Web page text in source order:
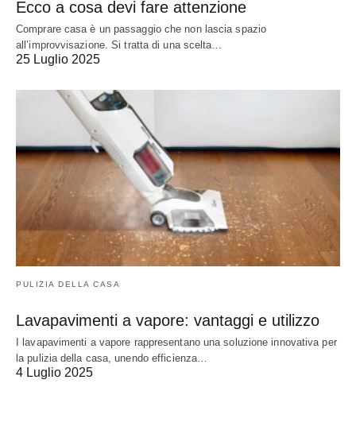
Ecco a cosa devi fare attenzione
Comprare casa è un passaggio che non lascia spazio
all’improvvisazione. Si tratta di una scelta…
25 Luglio 2025
PULIZIA DELLA CASA
Lavapavimenti a vapore: vantaggi e utilizzo
I lavapavimenti a vapore rappresentano una soluzione innovativa per
la pulizia della casa, unendo efficienza…
4 Luglio 2025